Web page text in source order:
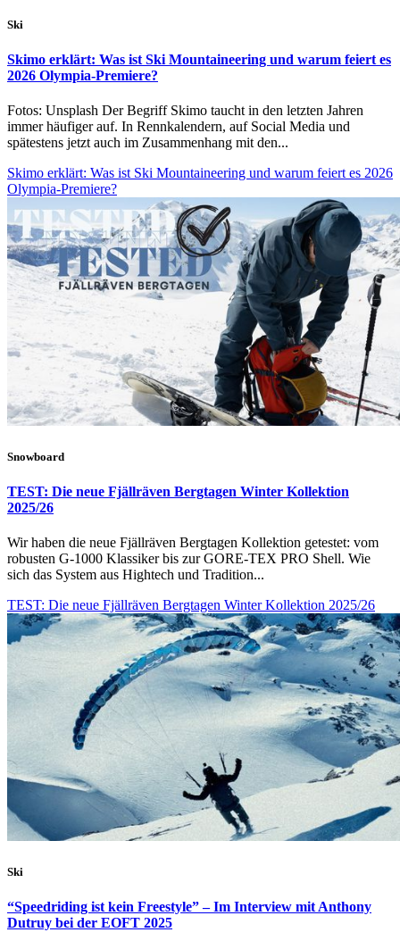
Ski
Skimo erklärt: Was ist Ski Mountaineering und warum feiert es
2026 Olympia-Premiere?
Fotos: Unsplash Der Begriff Skimo taucht in den letzten Jahren
immer häufiger auf. In Rennkalendern, auf Social Media und
spätestens jetzt auch im Zusammenhang mit den...
Skimo erklärt: Was ist Ski Mountaineering und warum feiert es 2026
Olympia-Premiere?
Snowboard
TEST: Die neue Fjällräven Bergtagen Winter Kollektion
2025/26
Wir haben die neue Fjällräven Bergtagen Kollektion getestet: vom
robusten G-1000 Klassiker bis zur GORE-TEX PRO Shell. Wie
sich das System aus Hightech und Tradition...
TEST: Die neue Fjällräven Bergtagen Winter Kollektion 2025/26
Ski
“Speedriding ist kein Freestyle” – Im Interview mit Anthony
Dutruy bei der EOFT 2025